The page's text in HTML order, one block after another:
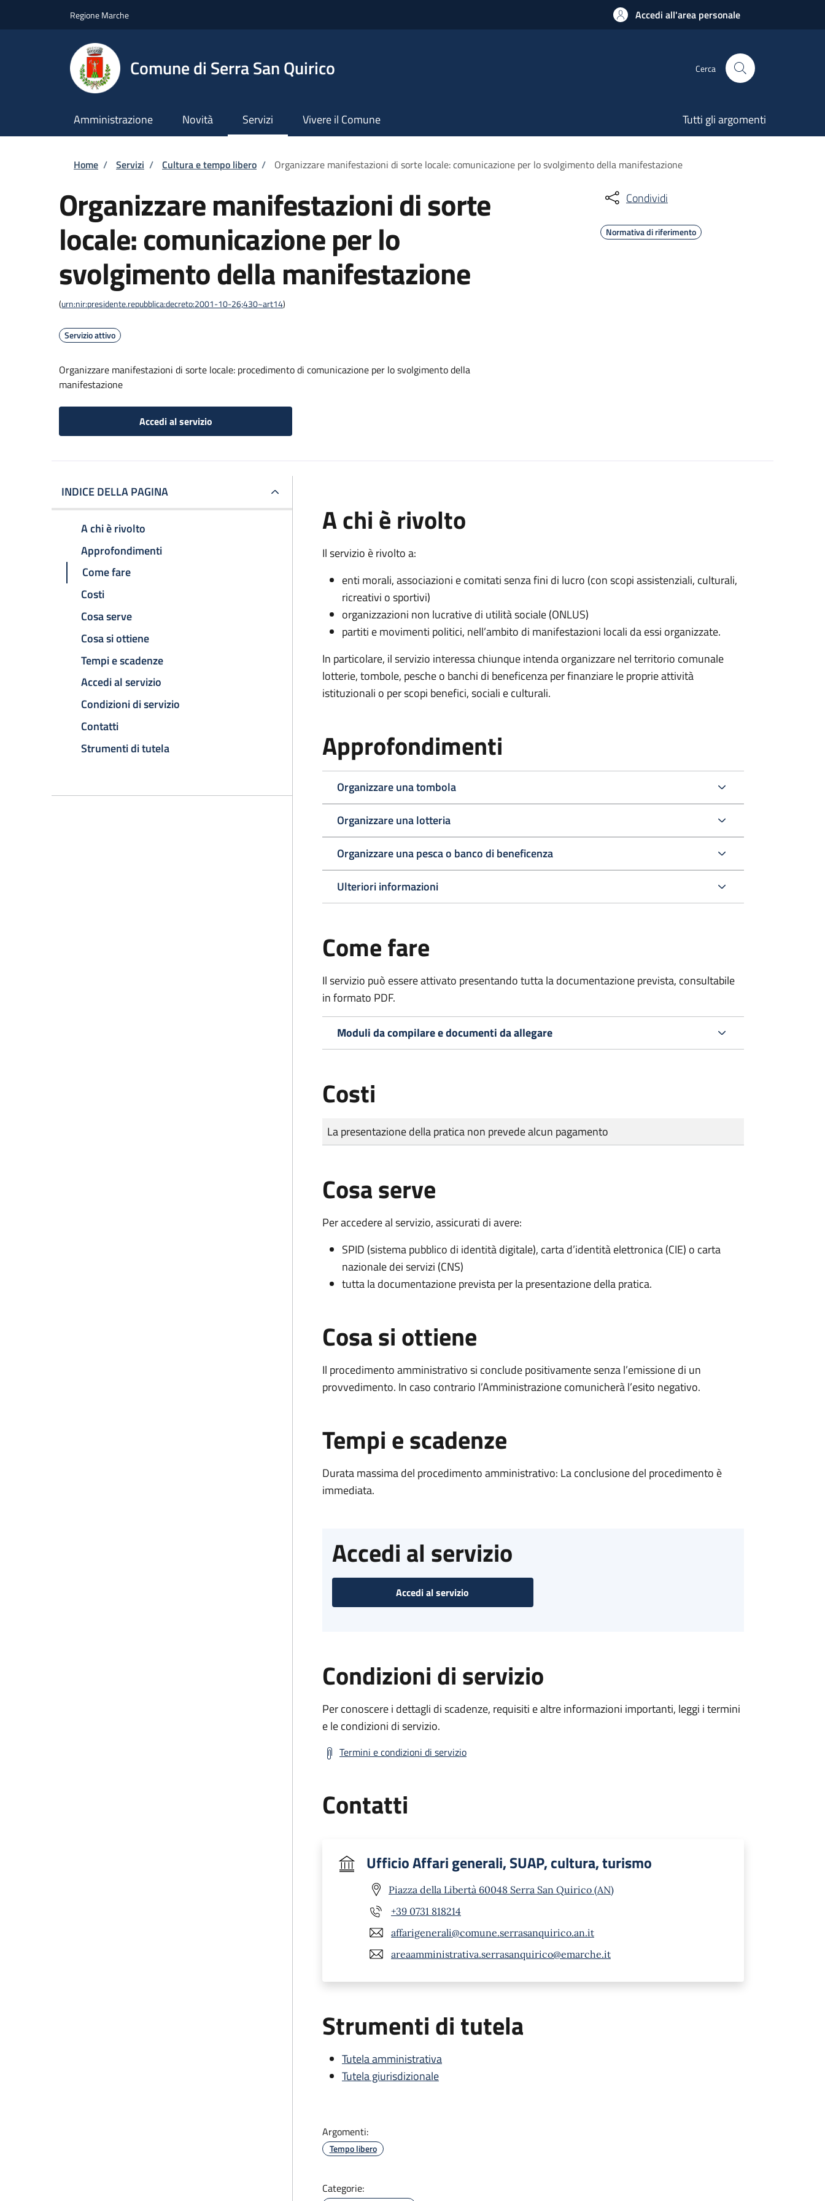
Regione Marche Accedi all'area personale
Comune di Serra San Quirico Cerca
Amministrazione Novità Servizi Vivere il Comune Tutti gli argomenti
Briciole di pane
Home / Servizi / Cultura e tempo libero / Organizzare manifestazioni di sorte locale: comunicazione per lo svolgimento della manifestazione
Organizzare manifestazioni di sorte
locale: comunicazione per lo
svolgimento della manifestazione
(urn:nir:presidente.repubblica:decreto:2001-10-26;430~art14)
Servizio attivo
Organizzare manifestazioni di sorte locale: procedimento di comunicazione per lo svolgimento della
manifestazione
Accedi al servizio
Condividi
Normativa di riferimento
INDICE DELLA PAGINA
A chi è rivolto
Approfondimenti
Come fare
Costi
Cosa serve
Cosa si ottiene
Tempi e scadenze
Accedi al servizio
Condizioni di servizio
Contatti
Strumenti di tutela
A chi è rivolto
Il servizio è rivolto a:
enti morali, associazioni e comitati senza fini di lucro (con scopi assistenziali, culturali,
ricreativi o sportivi)
organizzazioni non lucrative di utilità sociale (ONLUS)
partiti e movimenti politici, nell’ambito di manifestazioni locali da essi organizzate.
In particolare, il servizio interessa chiunque intenda organizzare nel territorio comunale
lotterie, tombole, pesche o banchi di beneficenza per finanziare le proprie attività
istituzionali o per scopi benefici, sociali e culturali.
Approfondimenti
Organizzare una tombola
Organizzare una lotteria
Organizzare una pesca o banco di beneficenza
Ulteriori informazioni
Come fare
Il servizio può essere attivato presentando tutta la documentazione prevista, consultabile
in formato PDF.
Moduli da compilare e documenti da allegare
Costi
Tipo di pagamento
Importo
La presentazione della pratica non prevede alcun pagamento
Cosa serve
Per accedere al servizio, assicurati di avere:
SPID (sistema pubblico di identità digitale), carta d’identità elettronica (CIE) o carta
nazionale dei servizi (CNS)
tutta la documentazione prevista per la presentazione della pratica.
Cosa si ottiene
Il procedimento amministrativo si conclude positivamente senza l’emissione di un
provvedimento. In caso contrario l’Amministrazione comunicherà l’esito negativo.
Tempi e scadenze
Durata massima del procedimento amministrativo: La conclusione del procedimento è
immediata.
Accedi al servizio
Accedi al servizio
Condizioni di servizio
Per conoscere i dettagli di scadenze, requisiti e altre informazioni importanti, leggi i termini
e le condizioni di servizio.
Termini e condizioni di servizio
Contatti
Ufficio Affari generali, SUAP, cultura, turismo
Piazza della Libertà 60048 Serra San Quirico (AN)
+39 0731 818214
affarigenerali@comune.serrasanquirico.an.it
areaamministrativa.serrasanquirico@emarche.it
Strumenti di tutela
Tutela amministrativa
Tutela giurisdizionale
Argomenti:
Tempo libero
Categorie: